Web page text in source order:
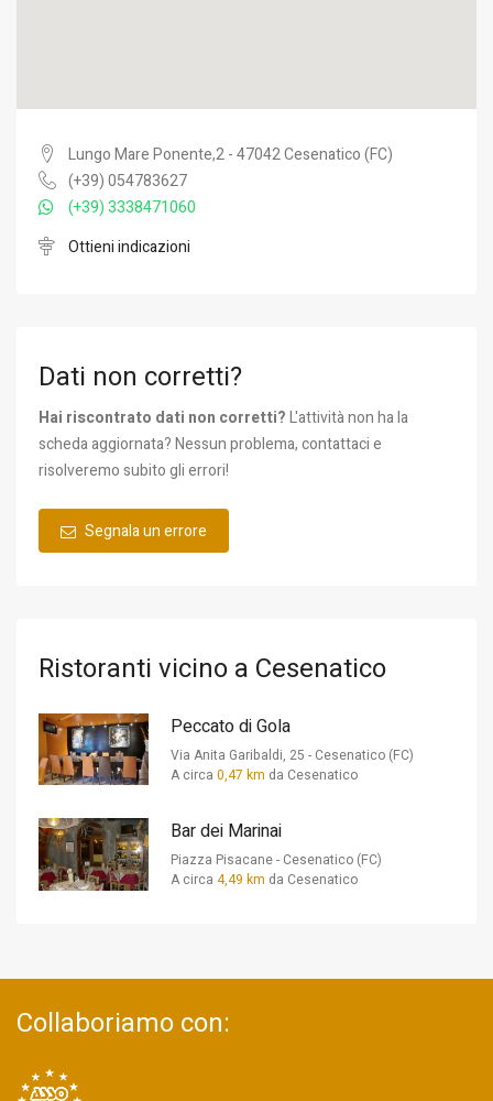
Lungo Mare Ponente,2 - 47042 Cesenatico (FC)
(+39) 054783627
(+39) 3338471060
Ottieni indicazioni
Dati non corretti?
Hai riscontrato dati non corretti?L'attività non ha la
scheda aggiornata? Nessun problema, contattaci e
risolveremo subito gli errori!
Segnala un errore
Ristoranti vicino a Cesenatico
Peccato di Gola
Via Anita Garibaldi, 25 - Cesenatico (FC)
A circa 0,47 km da Cesenatico
Bar dei Marinai
Piazza Pisacane - Cesenatico (FC)
A circa 4,49 km da Cesenatico
Collaboriamo con: